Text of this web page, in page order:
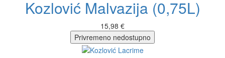
Kozlović Malvazija (0,75L)
15,98 €
Privremeno nedostupno